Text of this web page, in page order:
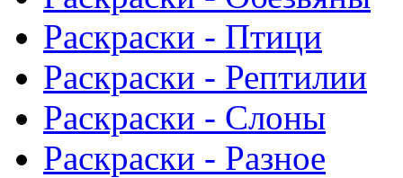
Раскраски - Птици
Раскраски - Рептилии
Раскраски - Слоны
Раскраски - Разное